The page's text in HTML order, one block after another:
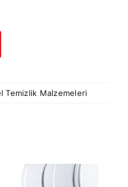
Temizlik Malzemeleri